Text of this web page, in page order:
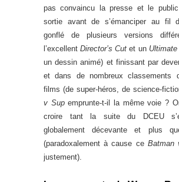
pas convaincu la presse et le
sortie avant de s’émanciper au fil
gonflé de plusieurs versions
l’excellentDirector’s Cut et un Ultimate
un dessin animé) et finissant par
et dans de nombreux classements
films (de super-héros, de science-
v Supemprunte-t-il la même voie ?
croire tant la suite du DCEU
globalement décevante et plus
(paradoxalement à cause ce Batman
justement).